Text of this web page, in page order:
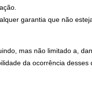
garantia que não
mas não limitado a,
da ocorrência desses